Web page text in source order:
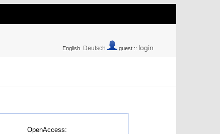
English Deutsch guest :: login
OpenAccess: